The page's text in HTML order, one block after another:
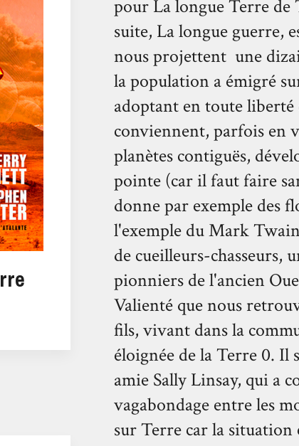
pour La longue Terre de
suite, La longue guerre,
nous projettent une
la population a émigré
adoptant en toute
conviennent, parfois en
planètes contiguës,
pointe (car il faut faire
donne par exemple des
l'exemple du Mark
de cueilleurs-chasseurs,
pionniers de l'ancien
Valienté que nous
fils, vivant dans la
éloignée de la Terre 0.
amie Sally Linsay, qui a
vagabondage entre les
sur Terre car la situation